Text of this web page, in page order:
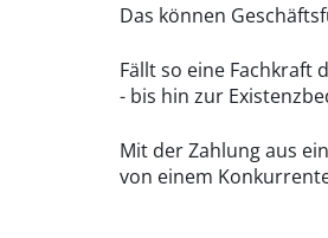
Das können
Fällt so eine
- bis hin zur
Mit der Zahlung aus
von einem